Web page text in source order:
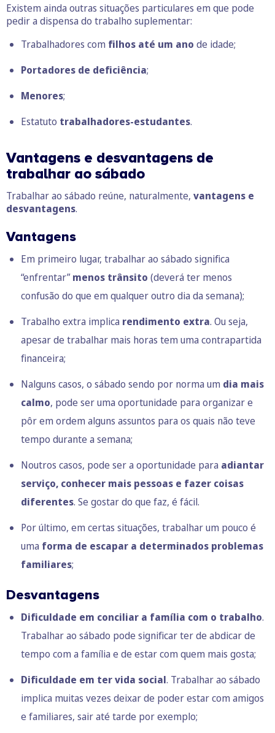
Existem ainda outras situações particulares em que pode
pedir a dispensa do trabalho suplementar:
Trabalhadores com filhos até um ano de idade;
Portadores de deficiência;
Menores;
Estatuto trabalhadores-estudantes.
Vantagens e desvantagens de
trabalhar ao sábado
Trabalhar ao sábado reúne, naturalmente, vantagens e
desvantagens.
Vantagens
Em primeiro lugar, trabalhar ao sábado significa
“enfrentar”menos trânsito (deverá ter menos
confusão do que em qualquer outro dia da semana);
Trabalho extra implica rendimento extra. Ou seja,
apesar de trabalhar mais horas tem uma contrapartida
financeira;
Nalguns casos, o sábado sendo por norma um dia mais
calmo, pode ser uma oportunidade para organizar e
pôr em ordem alguns assuntos para os quais não teve
tempo durante a semana;
Noutros casos, pode ser a oportunidade para adiantar
serviço, conhecer mais pessoas e fazer coisas
diferentes. Se gostar do que faz, é fácil.
Por último, em certas situações, trabalhar um pouco é
uma forma de escapar a determinados problemas
familiares;
Desvantagens
Dificuldade em conciliar a família com o trabalho.
Trabalhar ao sábado pode significar ter de abdicar de
tempo com a família e de estar com quem mais gosta;
Dificuldade em ter vida social. Trabalhar ao sábado
implica muitas vezes deixar de poder estar com amigos
e familiares, sair até tarde por exemplo;